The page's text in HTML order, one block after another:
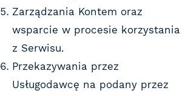
Zarządzania Kontem oraz
wsparcie w procesie korzystania
z Serwisu.
Przekazywania przez
Usługodawcę na podany przez